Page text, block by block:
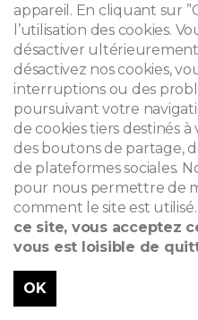
ADMIRABLES FACADES
Maison personnelle de
Van Ophem
CONTACT
© 2026
Mentions légales
Newsletter
appareil. En cliquant sur
l’utilisation des cookies.
désactiver
désactivez nos cookies,
interruptions ou des
poursuivant votre
de cookies tiers destinés
des boutons de partage,
de plateformes sociales.
pour nous permettre de
comment le site est utilisé.
ce site, vous acceptez
vous est loisible de
OK